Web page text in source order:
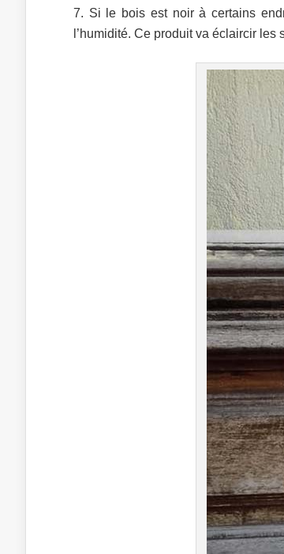
Si le bois est noir à certains
l’humidité. Ce produit va éclaircir